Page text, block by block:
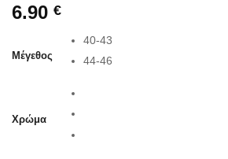
6.90 €
Μέγεθος
40-43
44-46
Χρώμα